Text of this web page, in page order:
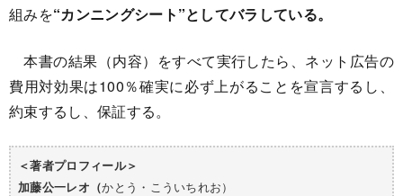
組みを“カンニングシート”としてバラしている。
本書の結果（内容）をすべて実行したら、ネット広告の
費用対効果は100％確実に必ず上がることを宣言するし、
約束するし、保証する。
＜著者プロフィール＞
加藤公一レオ（かとう・こういちれお）